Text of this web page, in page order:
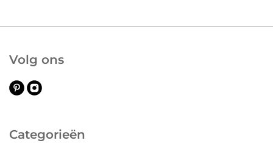
Categorieën
Volg ons